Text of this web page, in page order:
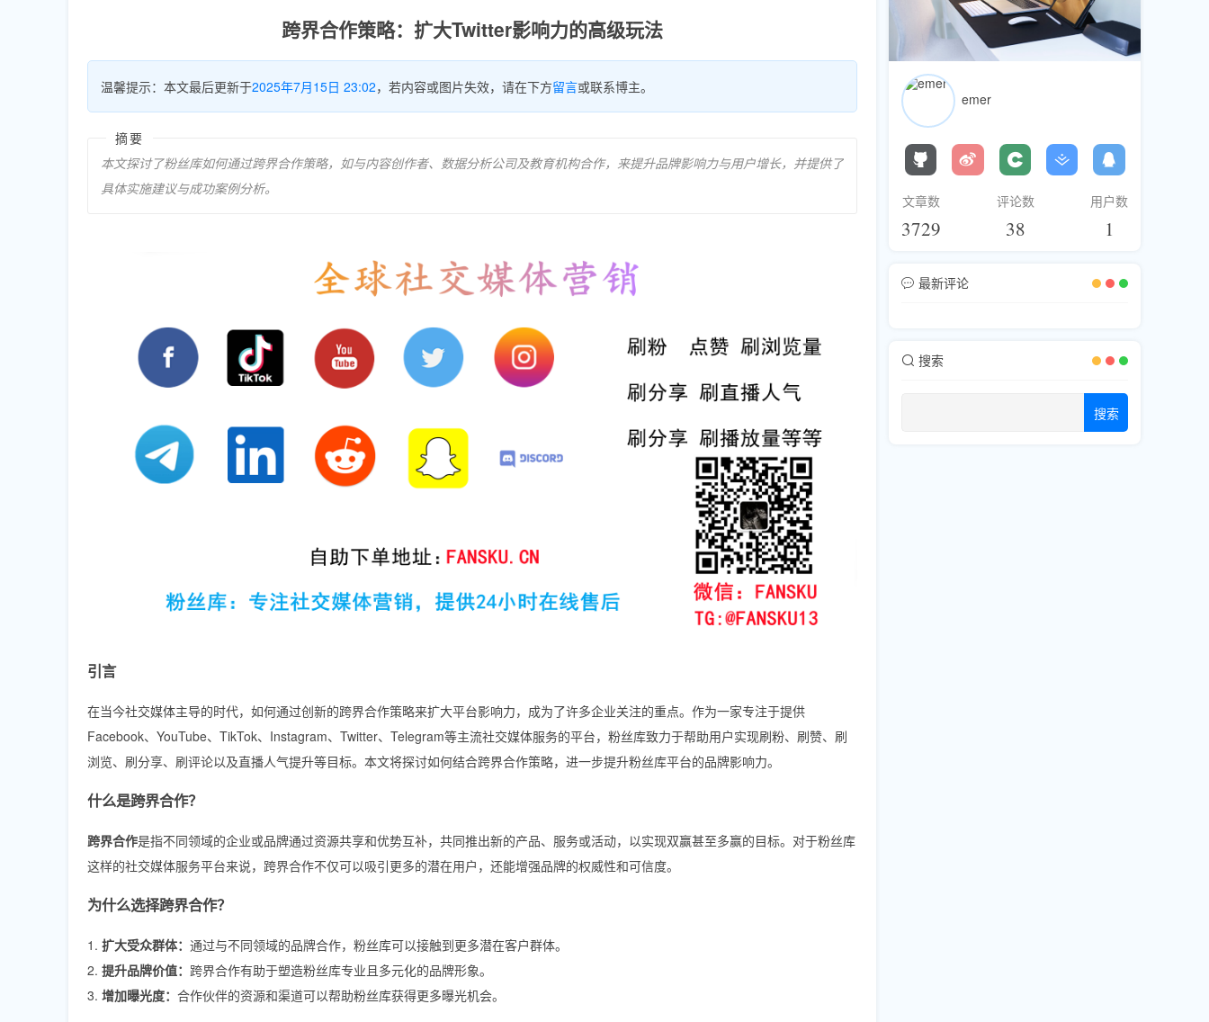
跨界合作策略：扩大Twitter影响力的高级玩法
温馨提示：本文最后更新于2025年7月15日 23:02，若内容或图片失效，请在下方留言或联系博主。
摘要
本文探讨了粉丝库如何通过跨界合作策略，如与内容创作者、数据分析公司及教育机构合作，来提升品牌影响力与用户增长，并提供了
具体实施建议与成功案例分析。
引言
在当今社交媒体主导的时代，如何通过创新的跨界合作策略来扩大平台影响力，成为了许多企业关注的重点。作为一家专注于提供
Facebook、YouTube、TikTok、Instagram、Twitter、Telegram等主流社交媒体服务的平台，粉丝库致力于帮助用户实现刷粉、刷赞、刷
浏览、刷分享、刷评论以及直播人气提升等目标。本文将探讨如何结合跨界合作策略，进一步提升粉丝库平台的品牌影响力。
什么是跨界合作？
跨界合作是指不同领域的企业或品牌通过资源共享和优势互补，共同推出新的产品、服务或活动，以实现双赢甚至多赢的目标。对于粉丝库
这样的社交媒体服务平台来说，跨界合作不仅可以吸引更多的潜在用户，还能增强品牌的权威性和可信度。
为什么选择跨界合作？
1. 扩大受众群体： 通过与不同领域的品牌合作，粉丝库可以接触到更多潜在客户群体。
2. 提升品牌价值： 跨界合作有助于塑造粉丝库专业且多元化的品牌形象。
3. 增加曝光度： 合作伙伴的资源和渠道可以帮助粉丝库获得更多曝光机会。
emer
文章数
3729
评论数
38
用户数
1
最新评论
搜索
搜索